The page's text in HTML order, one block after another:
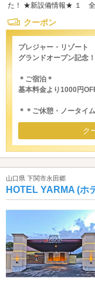
た！ ★新設備情報★ １ 全
クーポン
プレジャー・リゾート
グランドオープン記念！
＊ご宿泊＊
基本料金より1000円
＊＊ご休憩・ノータイ
ク
山口県 下関市永田郷
HOTEL YARMA (ホ